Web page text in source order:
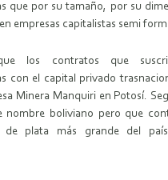
que por su tamaño, por su
empresas capitalistas semi
los contratos que
con el capital privado
Minera Manquiri en Potosí.
nombre boliviano pero que
de plata más grande del